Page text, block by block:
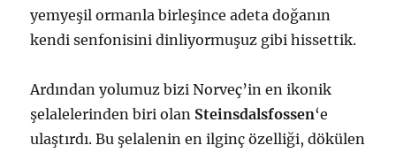
yemyeşil ormanla birleşince adeta doğanın
kendi senfonisini dinliyormuşuz gibi hissettik.
Ardından yolumuz bizi Norveç’in en ikonik
şelalelerinden biri olan Steinsdalsfossen‘e
ulaştırdı. Bu şelalenin en ilginç özelliği, dökülen